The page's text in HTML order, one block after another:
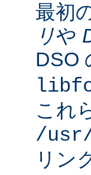
最初
リや
DSO
これ
/
リン